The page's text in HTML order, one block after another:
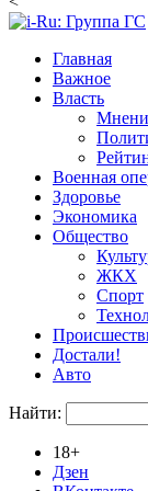
Главная
Важное
Власть
Военная
Здоровье
Экономика
Общество
ЖКХ
Спорт
Достали!
Авто
Найти:
18+
Дзен